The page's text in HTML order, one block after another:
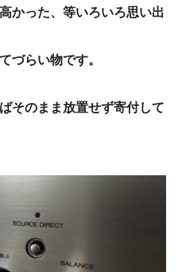
かった、等いろいろ思い出
づらい物です。
そのまま放置せず寄付して